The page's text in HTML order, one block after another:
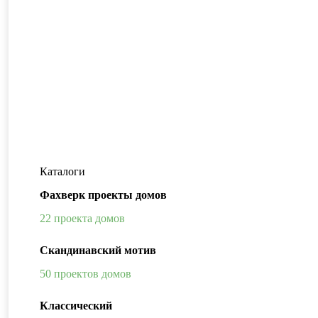
Каталоги
Фахверк проекты домов
22 проекта домов
Скандинавский мотив
50 проектов домов
Классический